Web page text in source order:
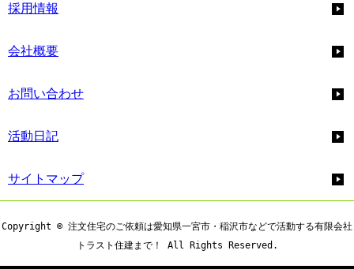
採用情報
会社概要
お問い合わせ
活動日記
サイトマップ
Copyright © 注文住宅のご依頼は愛知県一宮市・稲沢市などで活動する有限会社
トラスト住建まで！ All Rights Reserved.